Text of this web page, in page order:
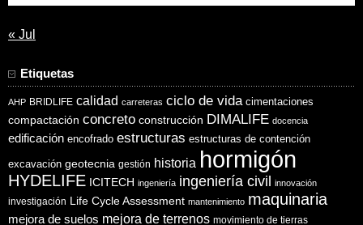
« Jul
Etiquetas
AHP BRIDLIFE calidad carreteras ciclo de vida cimentaciones
compactación concreto construcción DIMALIFE docencia
edificación encofrado estructuras estructuras de contención
excavación geotecnia gestión historia hormigón
HYDELIFE ICITECH ingeniería ingeniería civil innovación
investigación Life Cycle Assessment mantenimiento maquinaria
mejora de suelos mejora de terrenos movimiento de tierras